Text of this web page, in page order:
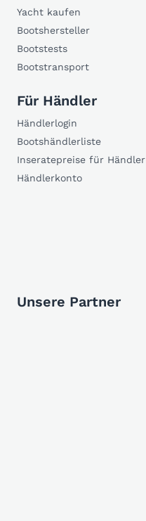
Yacht kaufen
Bootshersteller
Bootstests
Bootstransport
Für Händler
Händlerlogin
Bootshändlerliste
Inseratepreise für Händler
Händlerkonto
Unsere Partner